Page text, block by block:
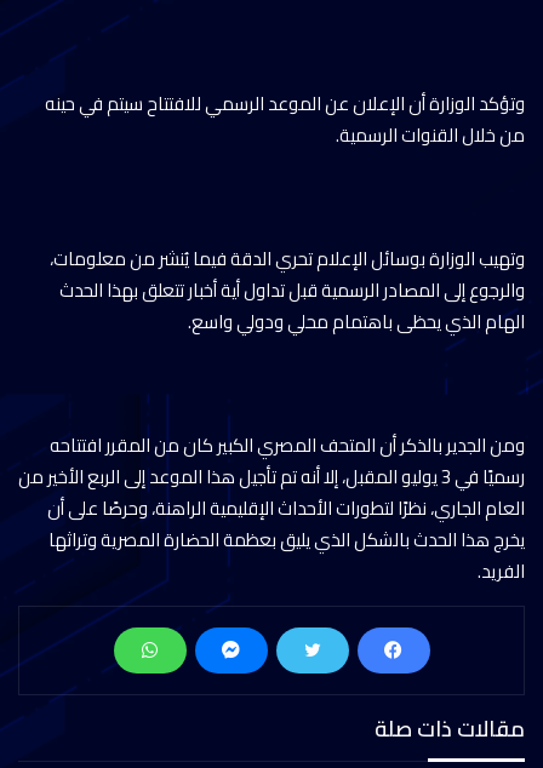
وتؤكد الوزارة أن الإعلان عن الموعد الرسمي للافتتاح سيتم في حينه
من خلال القنوات الرسمية.
وتهيب الوزارة بوسائل الإعلام تحري الدقة فيما يُنشر من معلومات،
والرجوع إلى المصادر الرسمية قبل تداول أية أخبار تتعلق بهذا الحدث
الهام الذي يحظى باهتمام محلي ودولي واسع.
ومن الجدير بالذكر أن المتحف المصري الكبير كان من المقرر افتتاحه
رسميًا في 3 يوليو المقبل، إلا أنه تم تأجيل هذا الموعد إلى الربع الأخير من
العام الجاري، نظرًا لتطورات الأحداث الإقليمية الراهنة، وحرصًا على أن
يخرج هذا الحدث بالشكل الذي يليق بعظمة الحضارة المصرية وتراثها
الفريد.
مقالات ذات صلة